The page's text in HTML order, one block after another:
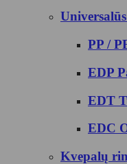
PP /
EDP
EDT
EDC
Kvepalų